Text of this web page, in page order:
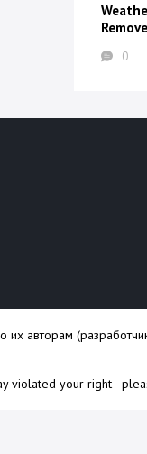
0
авторам
violated your right -